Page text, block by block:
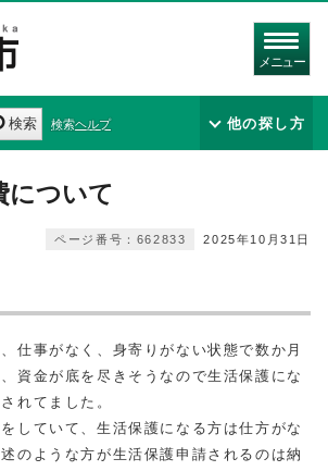
メニュー
検索 検索ヘルプ 他の探し方
について
2025年10月31日
ページ番号：662833
仕事がなく、身寄りがない状態で数か月
資金が底を尽きそうなので生活保護にな
れてました。
していて、生活保護になる方は仕方がな
のような方が生活保護申請されるのは納